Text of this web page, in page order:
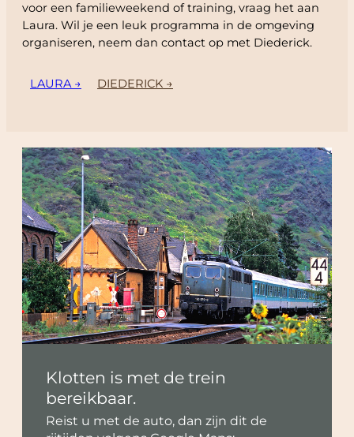
voor een familieweekend of training, vraag het aan
Laura. Wil je een leuk programma in de omgeving
organiseren, neem dan contact op met Diederick.
LAURA → DIEDERICK →
Klotten is met de trein
bereikbaar.
Reist u met de auto, dan zijn dit de